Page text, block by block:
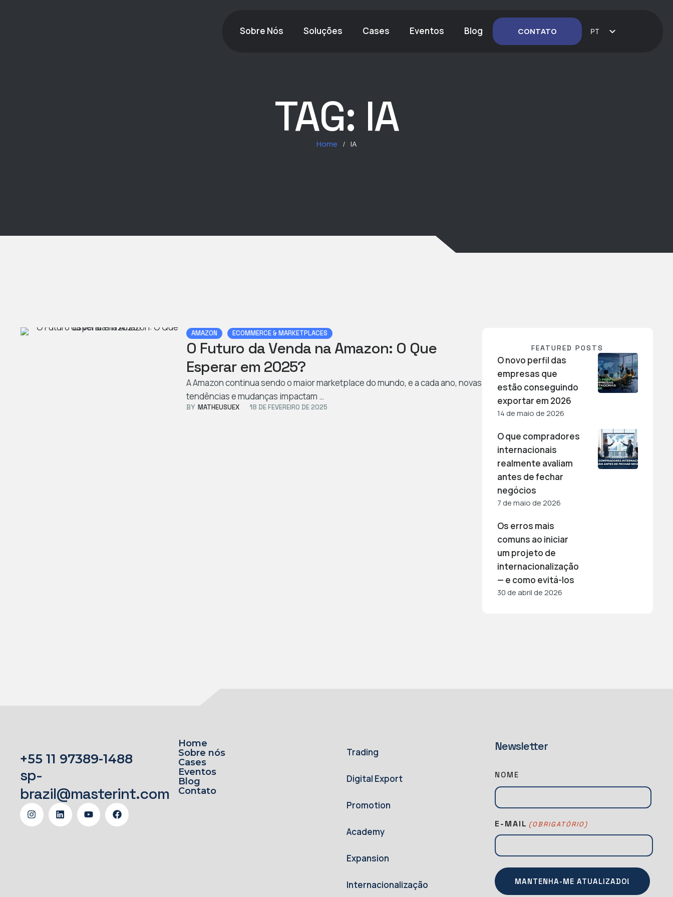
Sobre Nós Soluções Cases Eventos Blog CONTATO
PT
TAG: IA
Home / IA
AMAZON ECOMMERCE & MARKETPLACES
O Futuro da Venda na Amazon: O Que
Esperar em 2025?
A Amazon continua sendo o maior marketplace do mundo, e a cada ano, novas
tendências e mudanças impactam …
BY MATHEUSUEX 18 DE FEVEREIRO DE 2025
FEATURED POSTS
O novo perfil das
empresas que
estão conseguindo
exportar em 2026
14 de maio de 2026
O que compradores
internacionais
realmente avaliam
antes de fechar
negócios
7 de maio de 2026
Os erros mais
comuns ao iniciar
um projeto de
internacionalização
— e como evitá-los
30 de abril de 2026
+55 11 97389-1488
sp-
brazil@masterint.com
Home
Sobre nós
Cases
Eventos
Blog
Contato
Trading
Digital Export
Promotion
Academy
Expansion
Internacionalização
Newsletter
N
E
L
A
T
E
R
NOME
E-MAIL (OBRIGATÓRIO)